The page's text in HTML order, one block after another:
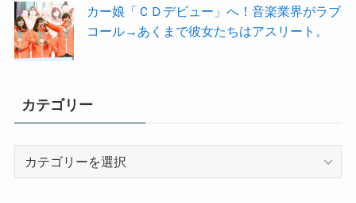
カー娘「ＣＤデビュー」へ！音楽業界がラブ
コール→あくまで彼女たちはアスリート。
カテゴリー